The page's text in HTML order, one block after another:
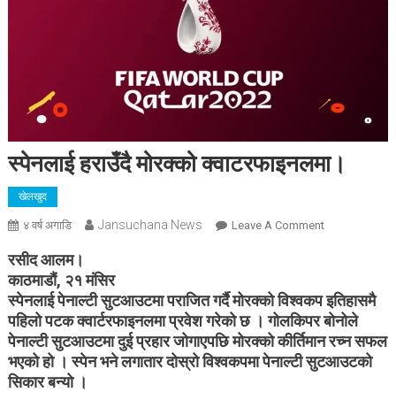
स्पेनलाई हराउँदै मोरक्को क्वाटरफाइनलमा।
खेलखुद
४ वर्ष अगाडि Jansuchana News Leave A CommentOn
क्वाटरफाइनलमा।
रसीद आलम।
काठमाडौं, २१ मंसिर
स्पेनलाई पेनाल्टी सुटआउटमा पराजित गर्दै मोरक्को विश्वकप इतिहासमै
पहिलो पटक क्वार्टरफाइनलमा प्रवेश गरेको छ । गोलकिपर बोनोले
पेनाल्टी सुटआउटमा दुई प्रहार जोगाएपछि मोरक्को कीर्तिमान रच्न सफल
भएको हो । स्पेन भने लगातार दोस्रो विश्वकपमा पेनाल्टी सुटआउटको
सिकार बन्यो ।